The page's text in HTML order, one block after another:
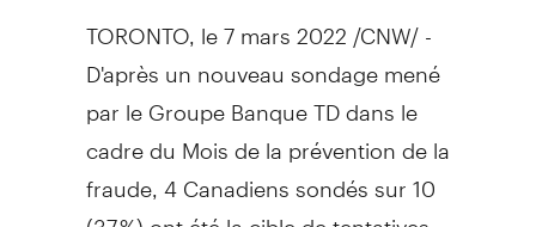
TORONTO, le 7 mars 2022 /CNW/ -
D'après un nouveau sondage mené
par le Groupe Banque TD dans le
cadre du Mois de laprévention de la
fraude, 4 Canadiens sondés sur 10
(37 %) ont été la cible de tentatives